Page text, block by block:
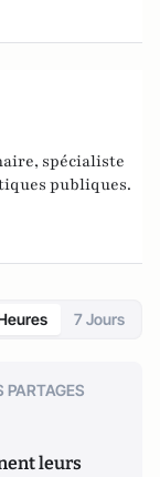
spécialiste
publiques.
7 Jours
PARTAGES
leurs